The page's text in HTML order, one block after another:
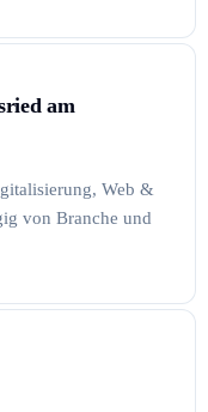
am
Web &
von Branche und